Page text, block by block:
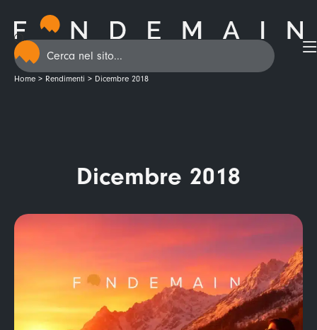
Home > Rendimenti > Dicembre 2018
Dicembre 2018